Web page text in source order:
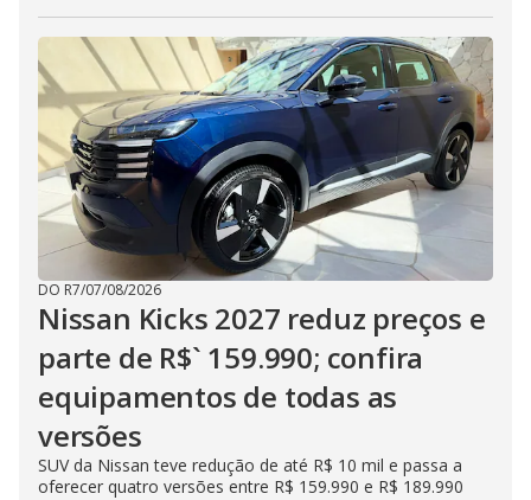
DO R7/07/08/2026
Nissan Kicks 2027 reduz preços e
parte de R$` 159.990; confira
equipamentos de todas as
versões
SUV da Nissan teve redução de até R$ 10 mil e passa a
oferecer quatro versões entre R$ 159.990 e R$ 189.990